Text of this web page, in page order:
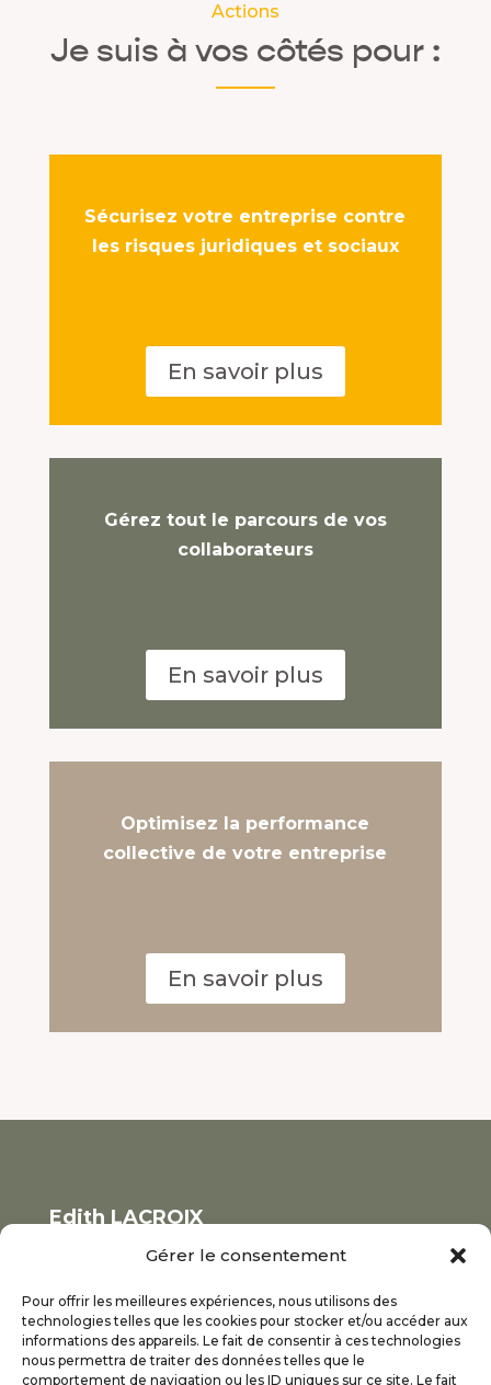
Gérer le consentement
Pour offrir les meilleures expériences, nous utilisons des
technologies telles que les cookies pour stocker et/ou accéder aux
informations des appareils. Le fait de consentir à ces technologies
nous permettra de traiter des données telles que le
comportement de navigation ou les ID uniques sur ce site. Le fait
Actions
Je suis à vos côtés pour :
Sécurisez votre entreprise contre
les risques juridiques et sociaux
En savoir plus
Gérez tout le parcours de vos
collaborateurs
En savoir plus
Optimisez la performance
collective de votre entreprise
En savoir plus
Edith LACROIX
(Lyon et couronne, Calade, Vallée
d’Azergues, Ouest Rhodanien, Vallée de la
Brévenne) et de l’Ain(Dombes, Bresse, Val